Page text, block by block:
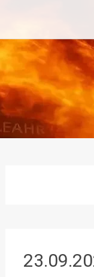
springen
Freiwillige
Wohlfahrts